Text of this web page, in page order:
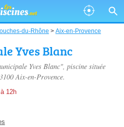
du-Rhône > Aix-en-Provence
Yves Blanc
Yves Blanc", piscine située
Aix-en-Provence.
12h